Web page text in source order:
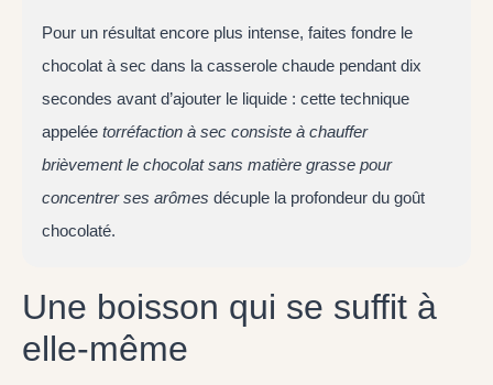
Pour un résultat encore plus intense, faites fondre le
chocolat à sec dans la casserole chaude pendant dix
secondes avant d’ajouter le liquide : cette technique
appelée torréfaction à sec consiste à chauffer
brièvement le chocolat sans matière grasse pour
concentrer ses arômes décuple la profondeur du goût
chocolaté.
Une boisson qui se suffit à
elle-même